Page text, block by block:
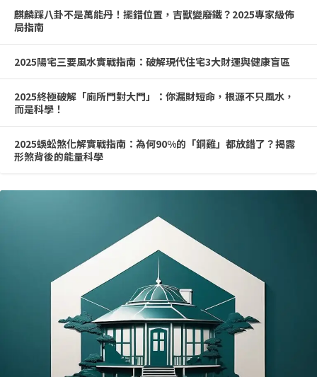
麒麟踩八卦不是萬能丹！擺錯位置，吉獸變廢鐵？2025專家級佈
局指南
2025陽宅三要風水實戰指南：破解現代住宅3大財運與健康盲區
2025終極破解「廁所門對大門」：你漏財短命，根源不只風水，
而是科學！
2025蜈蚣煞化解實戰指南：為何90%的「銅雞」都放錯了？揭露
形煞背後的能量科學